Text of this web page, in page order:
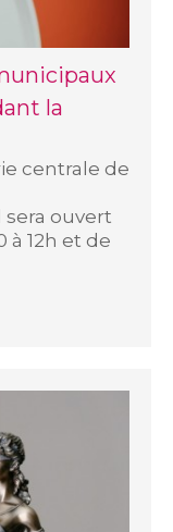
la
centrale de
ouvert
12h et de